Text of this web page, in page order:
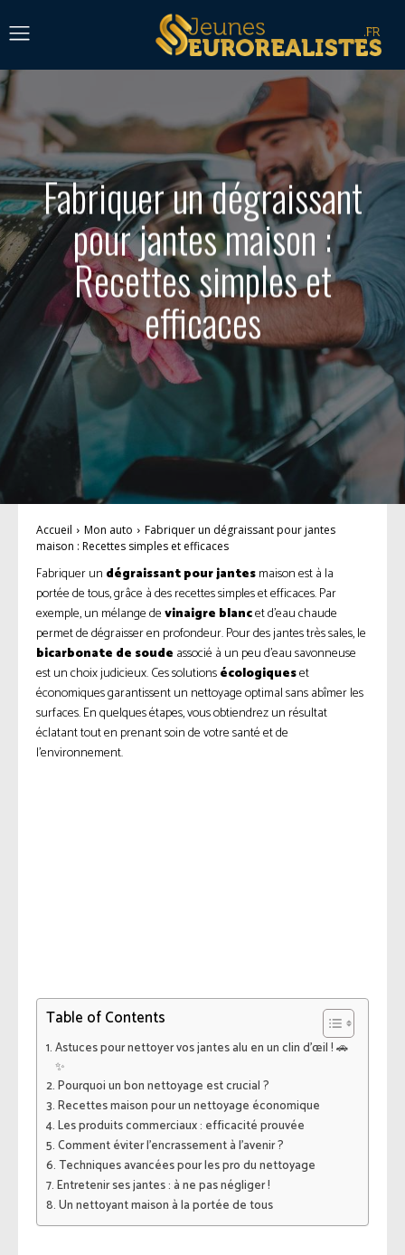
Fabriquer un dégraissant
pour jantes maison :
Recettes simples et
efficaces
Accueil Mon auto
Fabriquer un dégraissant pour jantes
maison : Recettes simples et efficaces
Fabriquer un dégraissant pour jantesmaison est à la
portée de tous, grâce à des recettes simples et efficaces. Par
exemple, un mélange devinaigre blancet d’eau chaude
permet de dégraisser en profondeur. Pour des jantes très sales, le
bicarbonate de soude associé à un peu d’eau savonneuse
est un choix judicieux. Ces solutionsécologiqueset
économiques garantissent un nettoyage optimal sans abîmer les
surfaces. En quelques étapes, vous obtiendrez un résultat
éclatant tout en prenant soin de votre santé et de
l’environnement.
Table of Contents
Astuces pour nettoyer vos jantes alu en un clin d’œil ! 🚗
✨
Pourquoi un bon nettoyage est crucial ?
Recettes maison pour un nettoyage économique
Les produits commerciaux : efficacité prouvée
Comment éviter l’encrassement à l’avenir ?
Techniques avancées pour les pro du nettoyage
Entretenir ses jantes : à ne pas négliger !
Un nettoyant maison à la portée de tous